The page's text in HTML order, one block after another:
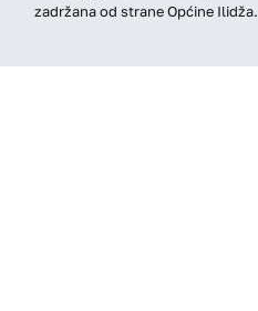
zadržana od strane Općine Ilidža.